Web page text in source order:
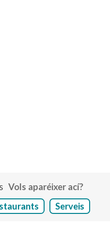
Vols aparéixer ací?
Serveis